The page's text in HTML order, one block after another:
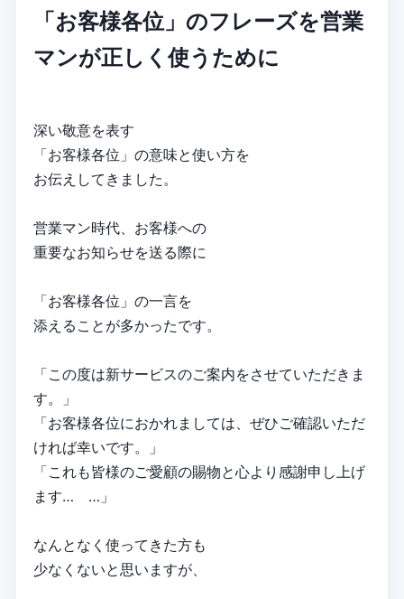
「お客様各位」のフレーズを営業
マンが正しく使うために
深い敬意を表す
「お客様各位」の意味と使い方を
お伝えしてきました。
営業マン時代、お客様への
重要なお知らせを送る際に
「お客様各位」の一言を
添えることが多かったです。
「この度は新サービスのご案内をさせていただきま
す。」
「お客様各位におかれましては、ぜひご確認いただ
ければ幸いです。」
「これも皆様のご愛顧の賜物と心より感謝申し上げ
ます… …」
なんとなく使ってきた方も
少なくないと思いますが、